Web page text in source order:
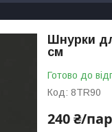
Шнурки
см
Готово до
Код: 8TR90
240 ₴/